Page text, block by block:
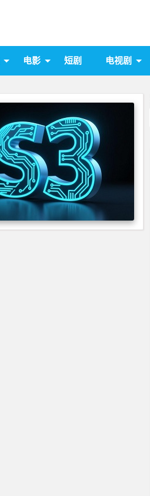
电影 短剧 电视剧